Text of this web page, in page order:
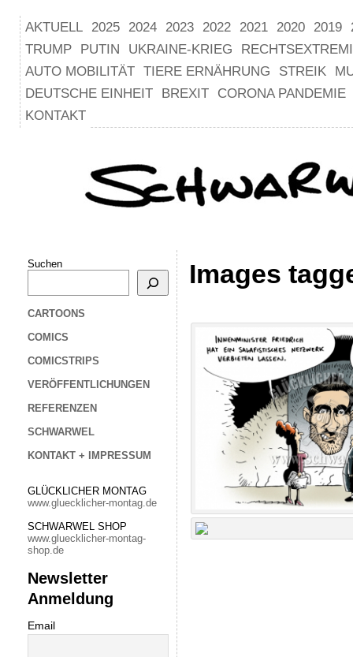
AKTUELL 2025 2024 2023 2022 2021 2020 2019
TRUMP
PUTIN UKRAINE-KRIEG
AUTO MOBILITÄT TIERE ERNÄHRUNG STREIK
DEUTSCHE EINHEIT
BREXIT
CORONA PANDEMIE
KONTAKT
Suchen
CARTOONS
COMICS
COMICSTRIPS
VERÖFFENTLICHUNGEN
REFERENZEN
SCHWARWEL
KONTAKT + IMPRESSUM
GLÜCKLICHER MONTAG
www.gluecklicher-montag.de
SCHWARWEL SHOP
www.gluecklicher-montag-
shop.de
Newsletter
Anmeldung
Email
Images